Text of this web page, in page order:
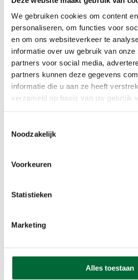
We gebruiken cookies om content
personaliseren, om functies voor
en om ons websiteverkeer te
informatie over uw gebruik van onze
partners voor social media,
partners kunnen deze gegevens
informatie die u aan ze heeft
verzameld op basis van uw gebruik
Noodzakelijk
Voorkeuren
Statistieken
Marketing
Alles toestaan
uitwerpselen en
waar dieren zijn geweest. Op
op welke plekken je wild zou
omgewoelde grond langs het
groot dat hier wilde zwijnen
artikelop Wandel.nl lees je
Tip 6: En tot slot...
Eigenlijk de allerbelangrijkste
dieren, maar verstoor ze niet.
vandaan en blijf op de paden.